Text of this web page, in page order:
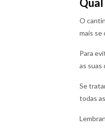
O
mais se
Para
as suas
Se
todas